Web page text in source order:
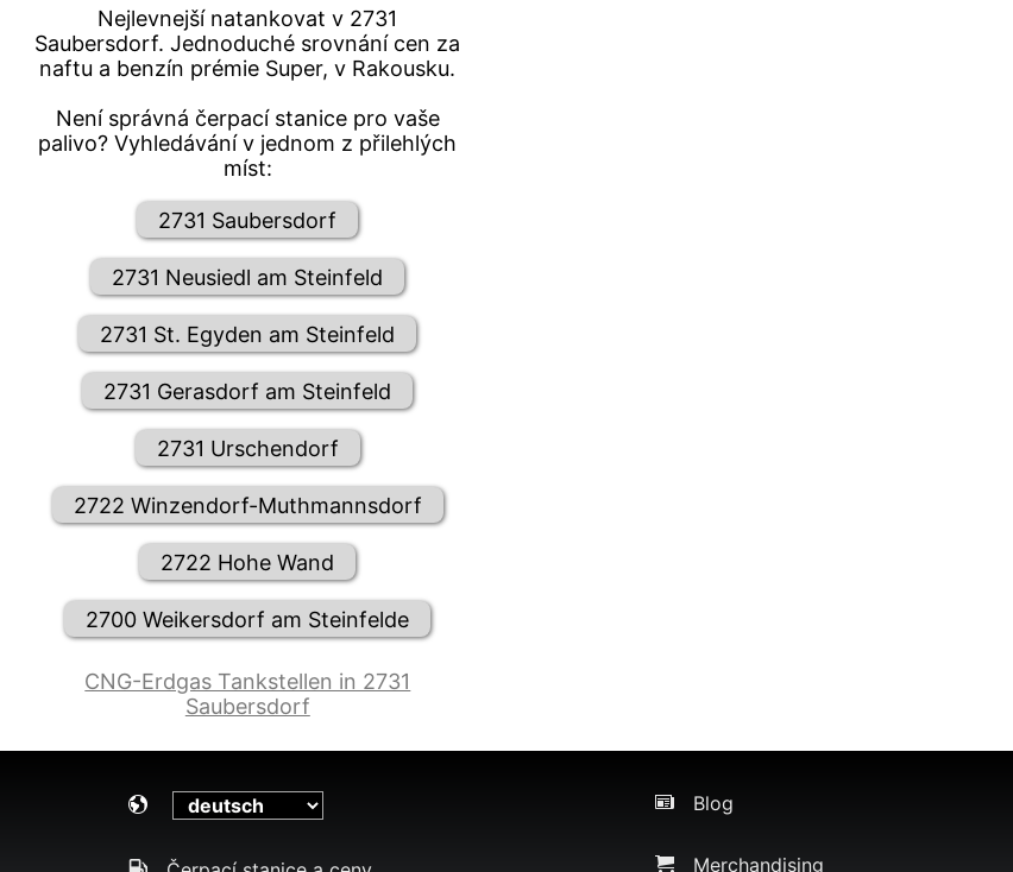
Nejlevnejší natankovat v 2731
Saubersdorf. Jednoduché srovnání cen za
naftu a benzín prémie Super, v Rakousku.
Není správná čerpací stanice pro vaše
palivo? Vyhledávání v jednom z přilehlých
míst:
2731 Saubersdorf
2731 Neusiedl am Steinfeld
2731 St. Egyden am Steinfeld
2731 Gerasdorf am Steinfeld
2731 Urschendorf
2722 Winzendorf-Muthmannsdorf
2722 Hohe Wand
2700 Weikersdorf am Steinfelde
CNG-Erdgas Tankstellen in 2731
Saubersdorf
Blog
Merchandising